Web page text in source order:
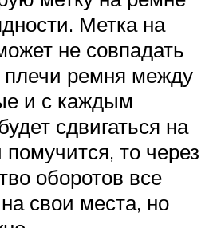
Метка на
не совпадать
плечи ремня между
и с каждым
сдвигаться на
то через
оборотов все
свои места, но